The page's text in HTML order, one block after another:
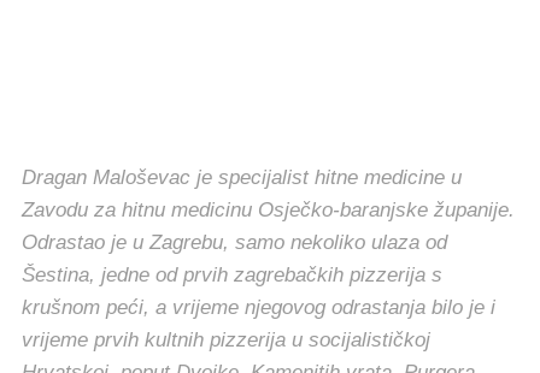
Dragan Maloševac je specijalist hitne medicine u
Zavodu za hitnu medicinu Osječko-baranjske županije.
Odrastao je u Zagrebu, samo nekoliko ulaza od
Šestina, jedne od prvih zagrebačkih pizzerija s
krušnom peći, a vrijeme njegovog odrastanja bilo je i
vrijeme prvih kultnih pizzerija u socijalističkoj